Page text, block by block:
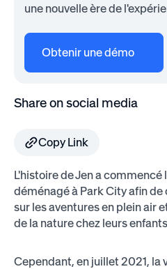
une nouvelle ère de
Obtenir une démo
Share on social media
Copy Link
L'histoire de Jen a
déménagé à Park City afin
sur les aventures en plein air
de la nature chez leurs
Cependant, en juillet 2021, la